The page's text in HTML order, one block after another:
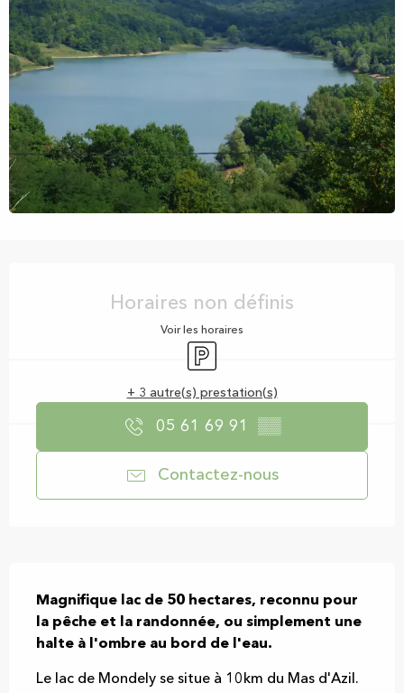
Horaires non définis
Voir les horaires
Parking
+ 3 autre(s) prestation(s)
05 61 69 91 ▒▒
Contactez-nous
Magnifique lac de 50 hectares, reconnu pour
la pêche et la randonnée, ou simplement une
halte à l'ombre au bord de l'eau.
Le lac de Mondely se situe à 10km du Mas d'Azil.